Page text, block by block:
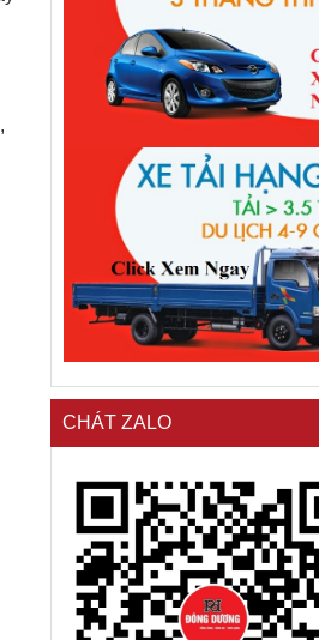
CHÁT ZALO